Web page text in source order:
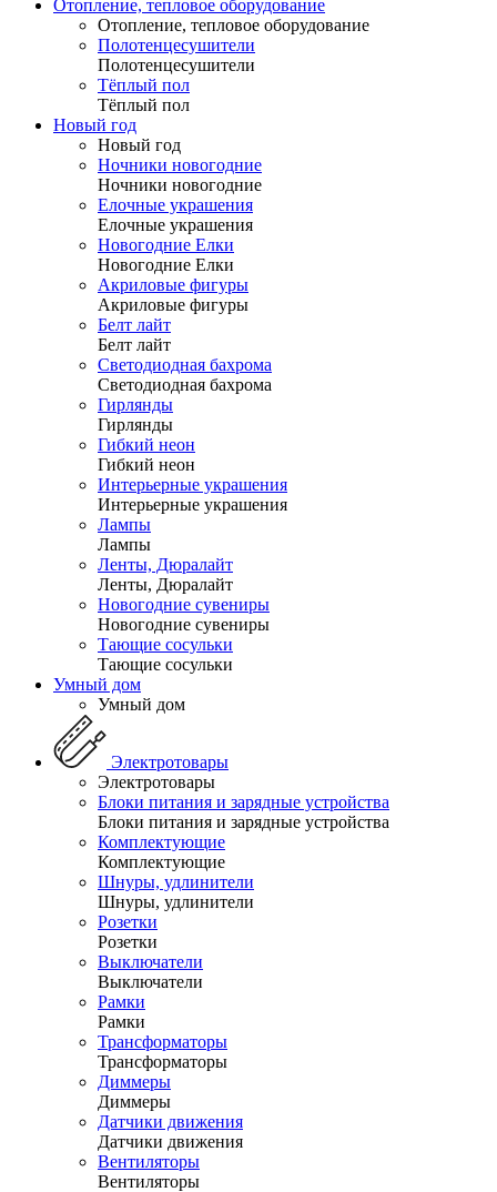
Отопление, тепловое оборудование
Отопление, тепловое оборудование
Полотенцесушители
Полотенцесушители
Тёплый пол
Тёплый пол
Новый год
Новый год
Ночники новогодние
Ночники новогодние
Елочные украшения
Елочные украшения
Новогодние Елки
Новогодние Елки
Акриловые фигуры
Акриловые фигуры
Белт лайт
Белт лайт
Светодиодная бахрома
Светодиодная бахрома
Гирлянды
Гирлянды
Гибкий неон
Гибкий неон
Интерьерные украшения
Интерьерные украшения
Лампы
Лампы
Ленты, Дюралайт
Ленты, Дюралайт
Новогодние сувениры
Новогодние сувениры
Тающие сосульки
Тающие сосульки
Умный дом
Умный дом
Электротовары
Электротовары
Блоки питания и зарядные устройства
Блоки питания и зарядные устройства
Комплектующие
Комплектующие
Шнуры, удлинители
Шнуры, удлинители
Розетки
Розетки
Выключатели
Выключатели
Рамки
Рамки
Трансформаторы
Трансформаторы
Диммеры
Диммеры
Датчики движения
Датчики движения
Вентиляторы
Вентиляторы